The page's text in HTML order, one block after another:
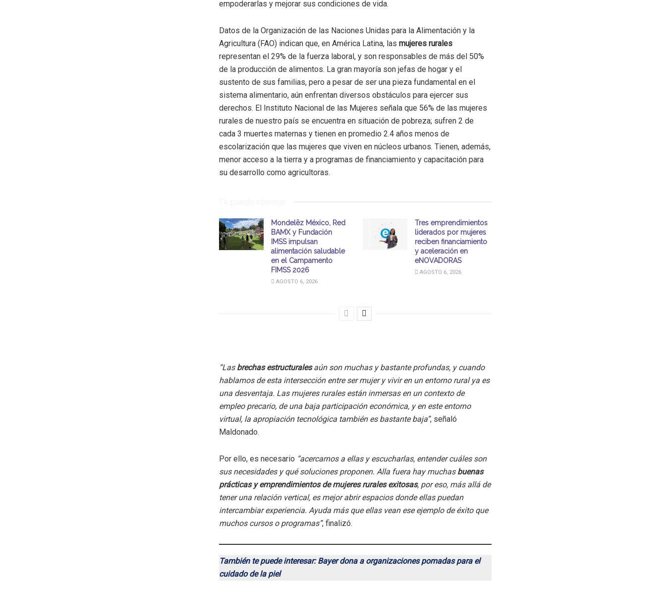
empoderarlas y mejorar sus condiciones de vida.
Datos de la Organización de las Naciones Unidas para la Alimentación y la
Agricultura (FAO) indican que, en América Latina, las mujeres rurales
representan el 29% de la fuerza laboral, y son responsables de más del 50%
de la producción de alimentos. La gran mayoría son jefas de hogar y el
sustento de sus familias, pero a pesar de ser una pieza fundamental en el
sistema alimentario, aún enfrentan diversos obstáculos para ejercer sus
derechos. El Instituto Nacional de las Mujeres señala que 56% de las mujeres
rurales de nuestro país se encuentra en situación de pobreza; sufren 2 de
cada 3 muertes maternas y tienen en promedio 2.4 años menos de
escolarización que las mujeres que viven en núcleos urbanos. Tienen, además,
menor acceso a la tierra y a programas de financiamiento y capacitación para
su desarrollo como agricultoras.
Te puede interesar
Mondelēz México, Red
BAMX y Fundación
IMSS impulsan
alimentación saludable
en el Campamento
FIMSS 2026
AGOSTO 6, 2026
Tres emprendimientos
liderados por mujeres
reciben financiamiento
y aceleración en
eNOVADORAS
AGOSTO 6, 2026
“Las brechas estructuralesaún son muchas y bastante profundas, y cuando
hablamos de esta intersección entre ser mujer y vivir en un entorno rural ya es
una desventaja. Las mujeres rurales están inmersas en un contexto de
empleo precario, de una baja participación económica, y en este entorno
virtual, la apropiación tecnológica también es bastante baja”, señaló
Maldonado.
Por ello, es necesario “acercarnos a ellas y escucharlas, entender cuáles son
sus necesidades y qué soluciones proponen. Alla fuera hay muchas buenas
prácticas y emprendimientos de mujeres rurales exitosas, por eso, más allá de
tener una relación vertical, es mejor abrir espacios donde ellas puedan
intercambiar experiencia. Ayuda más que ellas vean ese ejemplo de éxito que
muchos cursos o programas”, finalizó.
También te puede interesar: Bayer dona a organizaciones pomadas para el
cuidado de la piel